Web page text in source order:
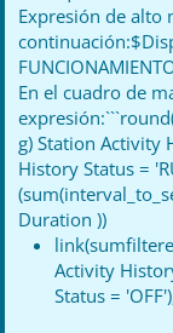
Expresión de alto
En el cuadro de
g) Station Activity
History Status =
Duration ))
Activity
Status =